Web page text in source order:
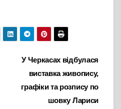
У Черкасах відбулася
виставка живопису,
графіки та розпису по
шовку Лариси